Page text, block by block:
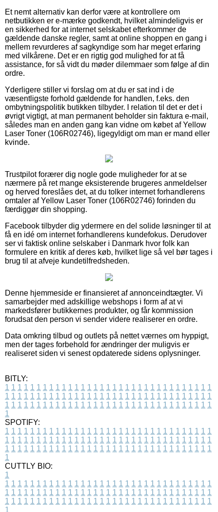
Et nemt alternativ kan derfor være at kontrollere om
netbutikken er e-mærke godkendt, hvilket almindeligvis er
en sikkerhed for at internet selskabet efterkommer de
gældende danske regler, samt at online shoppen en gang i
mellem revurderes af sagkyndige som har meget erfaring
med vilkårene. Det er en rigtig god mulighed for at få
assistance, for så vidt du møder dilemmaer som følge af din
ordre.
Yderligere stiller vi forslag om at du er sat ind i de
væsentligste forhold gældende for handlen, f.eks. den
ombytningspolitik butikken tilbyder. I relation til det er det i
øvrigt vigtigt, at man permanent beholder sin faktura e-mail,
således man en anden gang kan vidne om købet af Yellow
Laser Toner (106R02746), ligegyldigt om man er mand eller
kvinde.
Trustpilot forærer dig nogle gode muligheder for at se
nærmere på ret mange eksisterende brugeres anmeldelser
og herved foreslåes det, at du tolker internet forhandlerens
omtaler af Yellow Laser Toner (106R02746) forinden du
færdiggør din shopping.
Facebook tilbyder dig ydermere en del solide løsninger til at
få en idé om internet forhandlerens kundefokus. Derudover
ser vi faktisk online selskaber i Danmark hvor folk kan
formulere en kritik af deres køb, hvilket lige så vel bør tages i
brug til at afveje kundetilfredsheden.
Denne hjemmeside er finansieret af annonceindtægter. Vi
samarbejder med adskillige webshops i form af at vi
markedsfører butikkernes produkter, og får kommission
forudsat den person vi sender videre realiserer en ordre.
Data omkring tilbud og outlets på nettet værnes om hyppigt,
men der tages forbehold for ændringer der muligvis er
realiseret siden vi senest opdaterede sidens oplysninger.
BITLY:
1 1 1 1 1 1 1 1 1 1 1 1 1 1 1 1 1 1 1 1 1 1 1 1 1 1 1 1 1 1 1 1 1
1 1 1 1 1 1 1 1 1 1 1 1 1 1 1 1 1 1 1 1 1 1 1 1 1 1 1 1 1 1 1 1 1
1 1 1 1 1 1 1 1 1 1 1 1 1 1 1 1 1 1 1 1 1 1 1 1 1 1 1 1 1 1 1 1 1
1
SPOTIFY:
1 1 1 1 1 1 1 1 1 1 1 1 1 1 1 1 1 1 1 1 1 1 1 1 1 1 1 1 1 1 1 1 1
1 1 1 1 1 1 1 1 1 1 1 1 1 1 1 1 1 1 1 1 1 1 1 1 1 1 1 1 1 1 1 1 1
1 1 1 1 1 1 1 1 1 1 1 1 1 1 1 1 1 1 1 1 1 1 1 1 1 1 1 1 1 1 1 1 1
1
CUTTLY BIO:
1
1 1 1 1 1 1 1 1 1 1 1 1 1 1 1 1 1 1 1 1 1 1 1 1 1 1 1 1 1 1 1 1 1
1 1 1 1 1 1 1 1 1 1 1 1 1 1 1 1 1 1 1 1 1 1 1 1 1 1 1 1 1 1 1 1 1
1 1 1 1 1 1 1 1 1 1 1 1 1 1 1 1 1 1 1 1 1 1 1 1 1 1 1 1 1 1 1 1 1
1